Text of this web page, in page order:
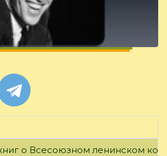
о Всесоюзном ленинском